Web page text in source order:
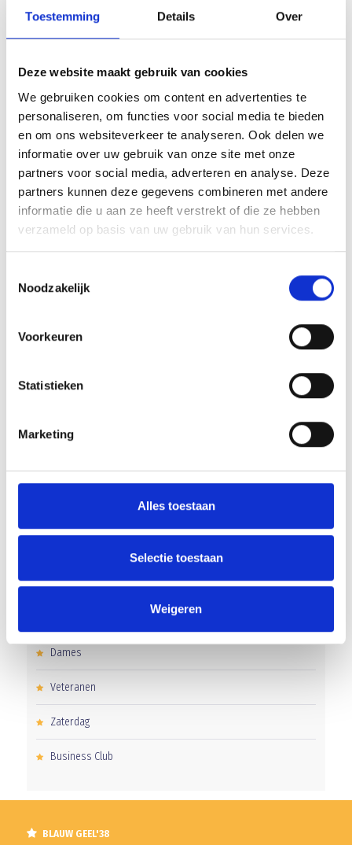
Toestemming Details Over
Deze website maakt gebruik van cookies
We gebruiken cookies om content en advertenties te
personaliseren, om functies voor social media te bieden
en om ons websiteverkeer te analyseren. Ook delen we
informatie over uw gebruik van onze site met onze
partners voor social media, adverteren en analyse. Deze
partners kunnen deze gegevens combineren met andere
informatie die u aan ze heeft verstrekt of die ze hebben
verzameld op basis van uw gebruik van hun services.
Noodzakelijk
Voorkeuren
Statistieken
Marketing
Alles toestaan
Selectie toestaan
Weigeren
Enis Genc helaas niet meer in de a-selectie van BlauwGeel
AANMELDEN LID
RECENT NIEUWS
Overwinning op Mierlo Hout
Gelijkspel in eerste oefenwedstrijd tweede blok
CATEGORIEËN
Junioren
Dames
Veteranen
Zaterdag
Business Club
BLAUW GEEL'38